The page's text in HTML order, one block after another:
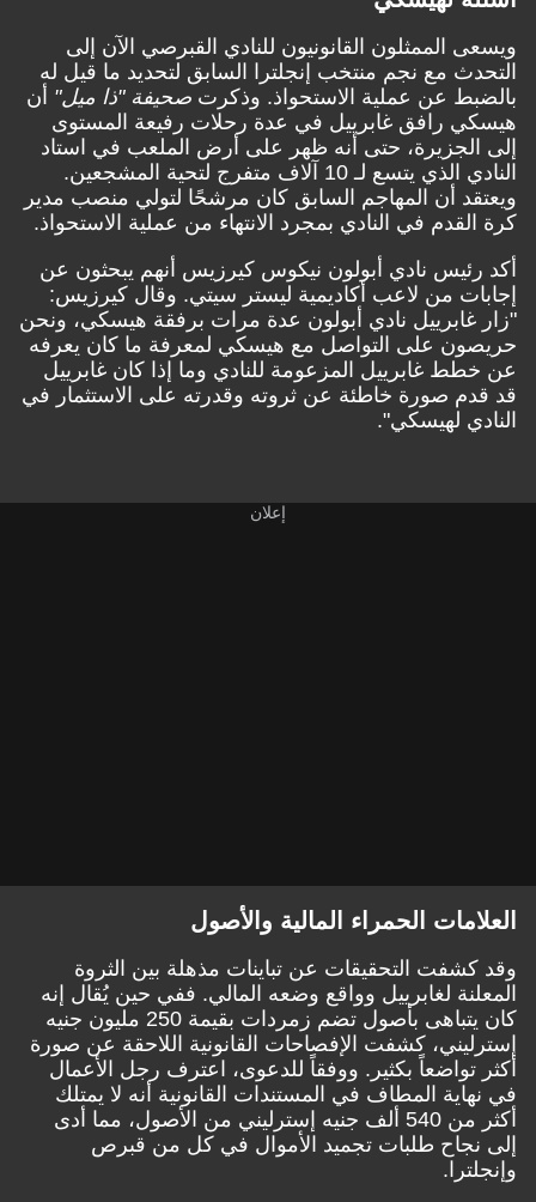
ويسعى الممثلون القانونيون للنادي القبرصي الآن إلى
التحدث مع نجم منتخب إنجلترا السابق لتحديد ما قيل له
بالضبط عن عملية الاستحواذ. وذكرت صحيفة "ذا ميل" أن
هيسكي رافق غابرييل في عدة رحلات رفيعة المستوى
إلى الجزيرة، حتى أنه ظهر على أرض الملعب في استاد
النادي الذي يتسع لـ 10 آلاف متفرج لتحية المشجعين.
ويعتقد أن المهاجم السابق كان مرشحًا لتولي منصب مدير
كرة القدم في النادي بمجرد الانتهاء من عملية الاستحواذ.
أكد رئيس نادي أبولون نيكوس كيرزيس أنهم يبحثون عن
إجابات من لاعب أكاديمية ليستر سيتي. وقال كيرزيس:
"زار غابرييل نادي أبولون عدة مرات برفقة هيسكي، ونحن
حريصون على التواصل مع هيسكي لمعرفة ما كان يعرفه
عن خطط غابرييل المزعومة للنادي وما إذا كان غابرييل
قد قدم صورة خاطئة عن ثروته وقدرته على الاستثمار في
النادي لهيسكي".
العلامات الحمراء المالية والأصول
وقد كشفت التحقيقات عن تباينات مذهلة بين الثروة
المعلنة لغابرييل وواقع وضعه المالي. ففي حين يُقال إنه
كان يتباهى بأصول تضم زمردات بقيمة 250 مليون جنيه
إسترليني، كشفت الإفصاحات القانونية اللاحقة عن صورة
أكثر تواضعاً بكثير. ووفقاً للدعوى، اعترف رجل الأعمال
في نهاية المطاف في المستندات القانونية أنه لا يمتلك
أكثر من 540 ألف جنيه إسترليني من الأصول
، مما أدى
إلى نجاح طلبات تجميد الأموال في كل من قبرص
وإنجلترا.